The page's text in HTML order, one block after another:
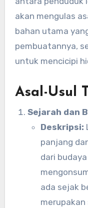
akan mengulas
bahan utama
pembuatannya,
untuk mencicipi
Asal-Usul
Sejarah dan
Deskripsi:
panjang
dari
ada sejak